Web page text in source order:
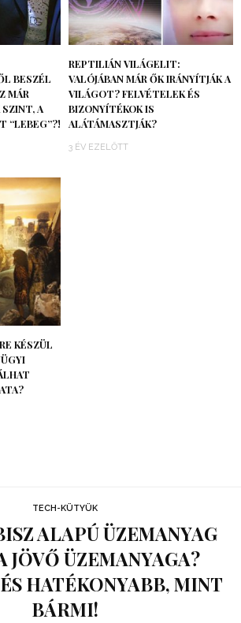
BESZÉL
MÁR
A
“LEBEG”?!
REPTILIÁN VILÁGELIT:
VALÓJÁBAN MÁR ŐK IRÁNYÍTJÁK A
VILÁGOT? FELVÉTELEK ÉS
BIZONYÍTÉKOK IS
ALÁTÁMASZTJÁK?
3 ÉV EZELŐTT
KÉSZÜL
TECH-KÜTYÜK
ALAPÚ ÜZEMANYAG
JÖVŐ ÜZEMANYAGA?
HATÉKONYABB, MINT
BÁRMI!